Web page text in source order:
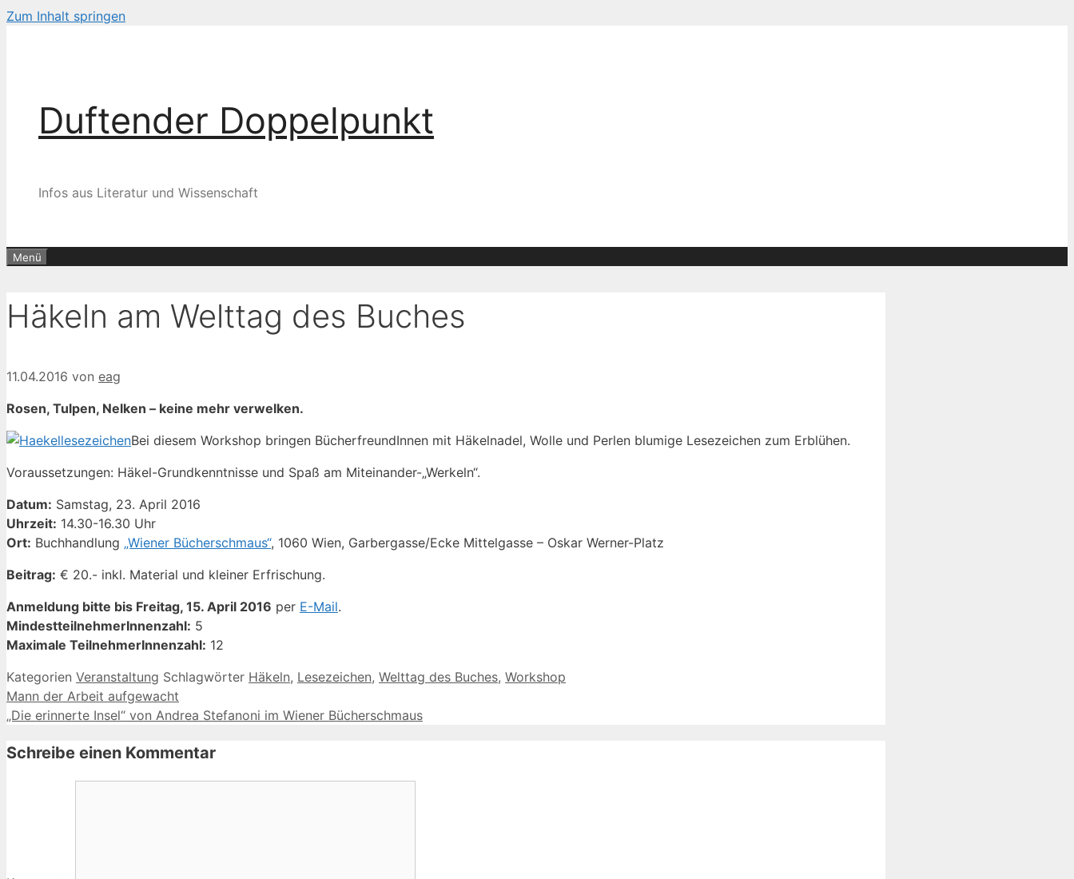
Zum Inhalt springen
Duftender Doppelpunkt
Infos aus Literatur und Wissenschaft
Menü
Häkeln am Welttag des Buches
11.04.2016 von eag
Rosen, Tulpen, Nelken – keine mehr verwelken.
Bei diesem Workshop bringen BücherfreundInnen mit Häkelnadel, Wolle und Perlen blumige Lesezeichen zum Erblühen.
Voraussetzungen: Häkel-Grundkenntnisse und Spaß am Miteinander-„Werkeln“.
Datum: Samstag, 23. April 2016
Uhrzeit: 14.30-16.30 Uhr
Ort: Buchhandlung „Wiener Bücherschmaus“, 1060 Wien, Garbergasse/Ecke Mittelgasse – Oskar Werner-Platz
Beitrag: € 20.- inkl. Material und kleiner Erfrischung.
Anmeldung bitte bis Freitag, 15. April 2016 per E-Mail.
MindestteilnehmerInnenzahl: 5
Maximale TeilnehmerInnenzahl: 12
Kategorien Veranstaltung Schlagwörter Häkeln, Lesezeichen, Welttag des Buches, Workshop
Mann der Arbeit aufgewacht
„Die erinnerte Insel“ von Andrea Stefanoni im Wiener Bücherschmaus
Schreibe einen Kommentar